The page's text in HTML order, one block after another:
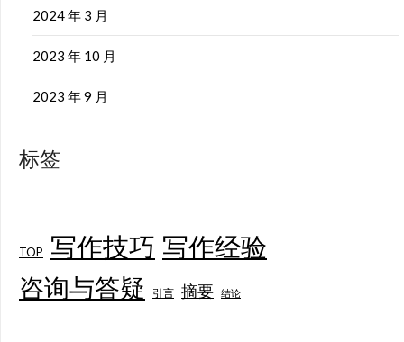
2024 年 3 月
2023 年 10 月
2023 年 9 月
标签
TOP 写作技巧 写作经验
咨询与答疑 引言 摘要 结论